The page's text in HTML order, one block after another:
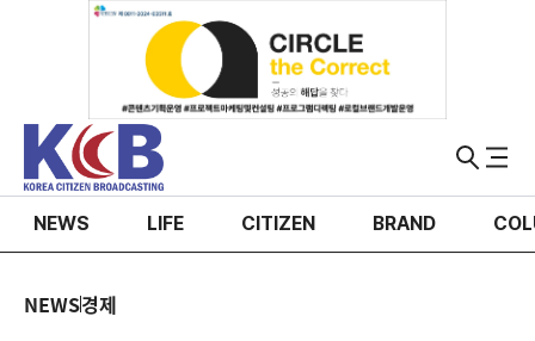
NEWS LIFE CITIZEN BRAND
NEWS경제